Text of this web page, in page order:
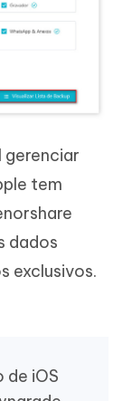
gerenciar
tem
dados
exclusivos.
de iOS